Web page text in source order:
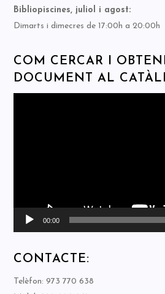
Bibliopiscines, juliol i agost:
Dimarts i dimecres de 17:00h a 20:00h
COM CERCAR I
DOCUMENT AL
00:00
CONTACTE:
Telèfon: 973 770 638